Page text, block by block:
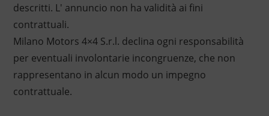
descritti. L' annuncio non ha validità ai fini
contrattuali.
Milano Motors 4×4 S.r.l. declina ogni responsabilità
per eventuali involontarie incongruenze, che non
rappresentano in alcun modo un impegno
contrattuale.